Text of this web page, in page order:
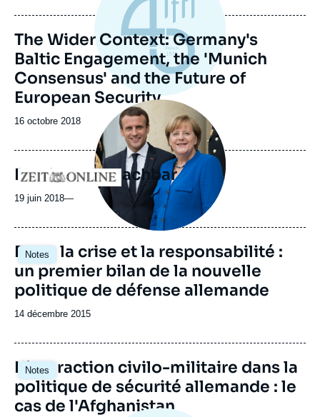
The Wider Context: Germany's
Baltic Engagement, the 'Munich
Consensus' and the Future of
European Security
Date
publication
16 octobre 2018
Logo
Image
principale
médiatique
Der fremde Nachbar
19 juin 2018—
Notes
Entre la crise et la responsabilité :
un premier bilan de la nouvelle
politique de défense allemande
Date
publication
14 décembre 2015
Notes
L'interaction civilo-militaire dans la
politique de sécurité allemande : le
cas de l'Afghanistan